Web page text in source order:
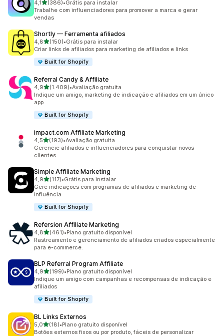
4,1de 5 estrelas
(386)
386 avaliações ao todo
•Grátis para instalar
Trabalhe com influenciadores para promover a marca e gerar
vendas
Shortly — Ferramenta afiliados
4,8de 5 estrelas
(150)
150 avaliações ao todo
•Grátis para instalar
Criar links de afiliados para marketing de afiliados e links
Built for Shopify
Referral Candy & Affiliate
4,9de 5 estrelas
(1.409)
1409 avaliações ao todo
•Avaliação gratuita
Indique um amigo, marketing de indicação e afiliados em um único
app
Built for Shopify
impact.com Affiliate Marketing
4,5de 5 estrelas
(193)
193 avaliações ao todo
•Avaliação gratuita
Gerencie afiliados e influenciadores para conquistar novos
clientes
Simple Affiliate Marketing
4,9de 5 estrelas
(117)
117 avaliações ao todo
•Grátis para instalar
Gere indicações com programas de afiliados e marketing de
influência
Built for Shopify
Refersion Affiliate Marketing
4,8de 5 estrelas
(461)
461 avaliações ao todo
•Plano gratuito disponível
Rastreamento e gerenciamento de afiliados criados especialmente
para e-commerce.
BLP Referral Program Affiliate
4,9de 5 estrelas
(199)
199 avaliações ao todo
•Plano gratuito disponível
Indique um amigo com campanhas e recompensas de indicação e
afiliados
Built for Shopify
BL Links Externos
5,0de 5 estrelas
(18)
18 avaliações ao todo
•Plano gratuito disponível
Botões externos fixos ou por produto, fáceis de personalizar